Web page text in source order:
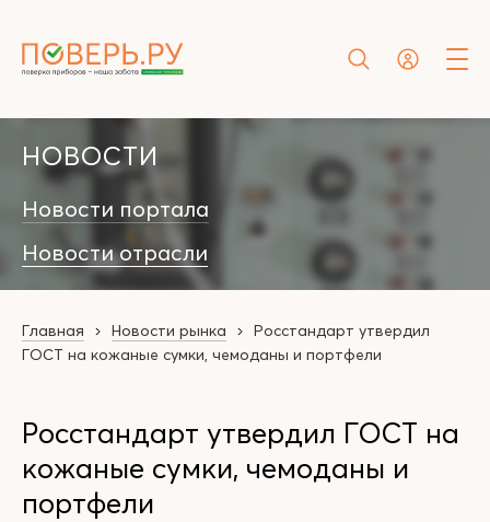
НОВОСТИ
Новости портала
Новости отрасли
Главная Новости рынка
Росстандарт утвердил
ГОСТ на кожаные сумки, чемоданы и портфели
Росстандарт утвердил ГОСТ на
кожаные сумки, чемоданы и
портфели